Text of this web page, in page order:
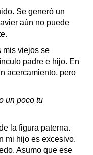
Se generó un
aún no puede
mis viejos se
padre e hijo. En
acercamiento, pero
un poco tu
la figura paterna.
mi hijo es excesivo.
Asumo que ese